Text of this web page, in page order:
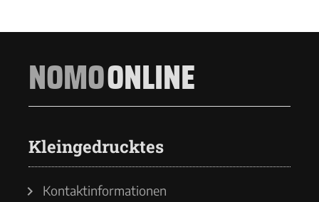
NOMOONLINE
Kleingedrucktes
Kontaktinformationen